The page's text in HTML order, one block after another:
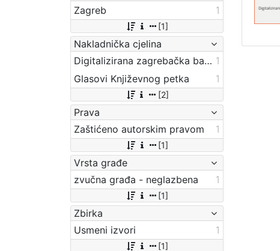
Zagreb
1
[1]
Nakladnička cjelina
Digitalizirana zagrebačka baština 1
Glasovi Književnog petka
1
[2]
Prava
Zaštićeno autorskim pravom
1
[1]
Vrsta građe
zvučna građa - neglazbena
1
[1]
Zbirka
Usmeni izvori
1
[1]